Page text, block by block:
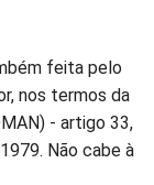
feita pelo
nos termos da
- artigo 33,
Não cabe à